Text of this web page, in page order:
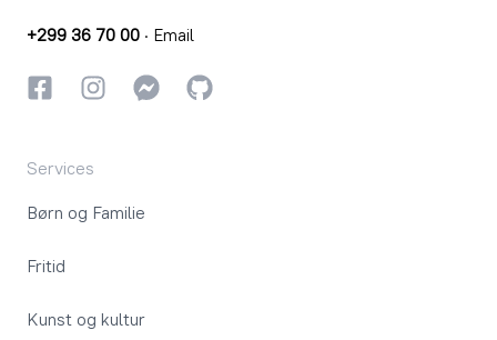
+299 36 70 00 · Email
FacebookInstagramInstagram
GitHub
Services
Børn og Familie
Fritid
Kunst og kultur